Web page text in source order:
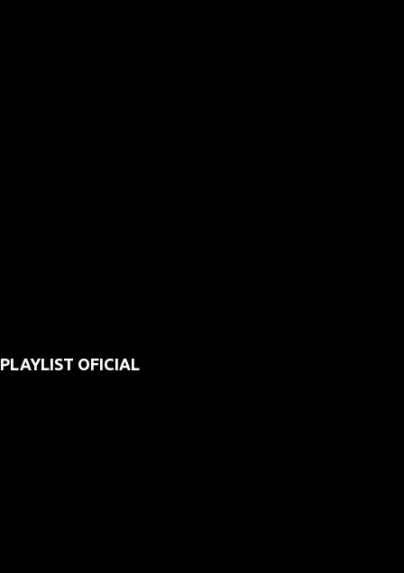
PLAYLIST OFICIAL